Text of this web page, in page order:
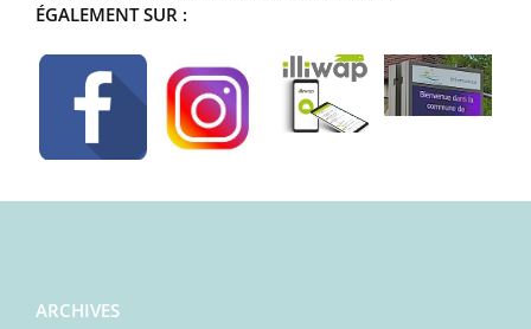
ÉGALEMENT SUR :
ARCHIVES